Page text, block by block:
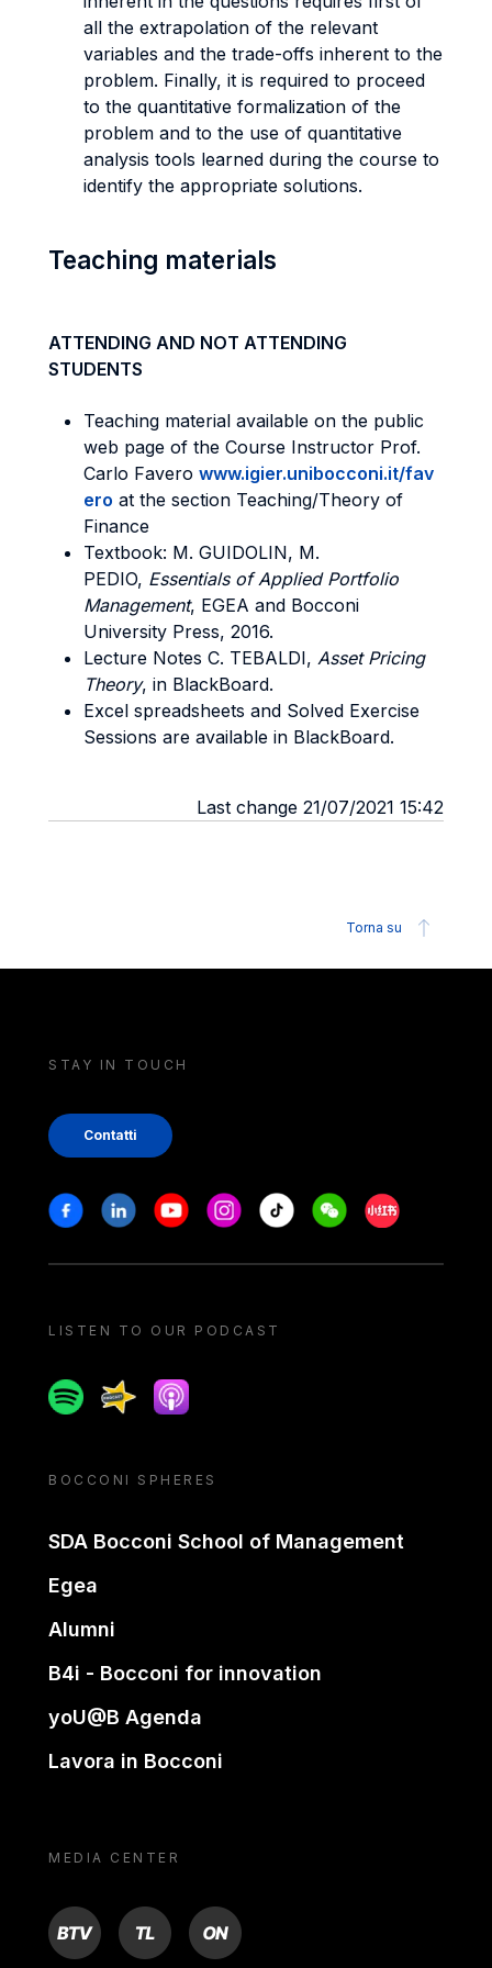
all the extrapolation of the relevant
variables and the trade-offs inherent to the
problem. Finally, it is required to proceed
to the quantitative formalization of the
problem and to the use of quantitative
analysis tools learned during the course to
identify the appropriate solutions.
Teaching materials
ATTENDING AND NOT ATTENDING
STUDENTS
Teaching material available on the public
web page of the Course Instructor Prof.
Carlo Favero www.igier.unibocconi.it/fav
ero at the section Teaching/Theory of
Finance
Textbook: M. GUIDOLIN, M.
PEDIO, Essentials of Applied Portfolio
Management, EGEA and Bocconi
University Press, 2016.
Lecture Notes C. TEBALDI, Asset Pricing
Theory, in BlackBoard.
Excel spreadsheets and Solved Exercise
Sessions are available in BlackBoard.
Last change 21/07/2021 15:42
Torna su
STAY IN TOUCH
Contatti
Stay in touch
FacebookLinkedinYoutubeInstagram
Tiktok WeechatXiaohongshu/
LISTEN TO OUR PODCAST
SpotifySpreakerApple podcast
BOCCONI SPHERES
SDA Bocconi School of Management
Egea
Alumni
B4i - Bocconi for innovation
yoU@B Agenda
Lavora in Bocconi
MEDIA CENTER
BTV TL ON